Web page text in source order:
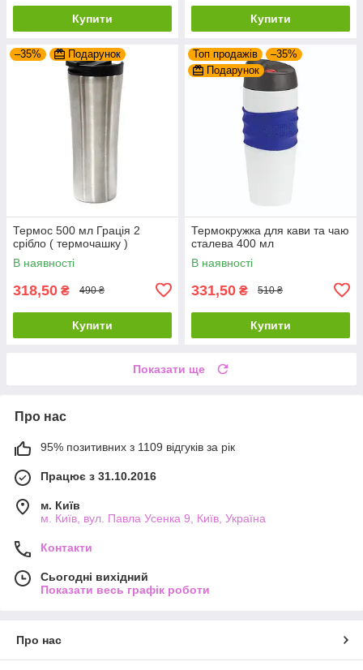
Купити Купити
–35% Подарунок
Термос 500 мл Грація 2
срібло ( термочашку )
В наявності
318,50 ₴ 490 ₴
Купити
Топ продажів
–35%
Подарунок
Термокружка для кави та чаю
сталева 400 мл
В наявності
331,50 ₴ 510 ₴
Купити
Показати ще
Про нас
95% позитивних з 1109 відгуків за рік
Працює з 31.10.2016
м. Київ
м. Київ, вул. Павла Усенка 9, Київ, Україна
Контакти
Сьогодні вихідний
Показати весь графік роботи
Про нас